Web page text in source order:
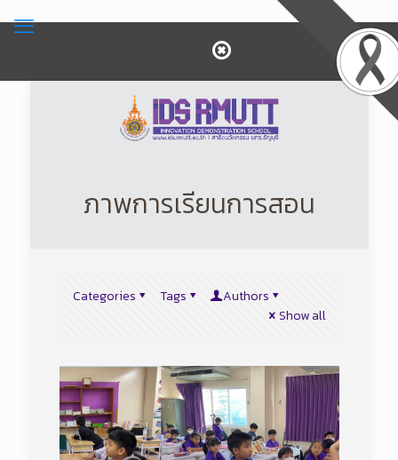
ภาพการเรียนการสอน
Categories Tags
Authors
Show all